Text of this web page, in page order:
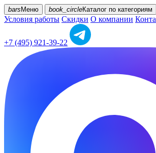
bars Меню book_circleКаталог по категориям
Условия работы Скидки О компании
+7 (495) 921-39-22